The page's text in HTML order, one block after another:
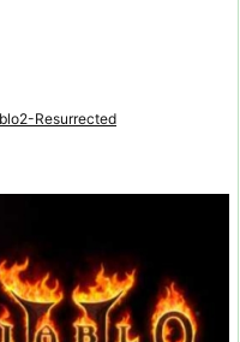
Resurrected